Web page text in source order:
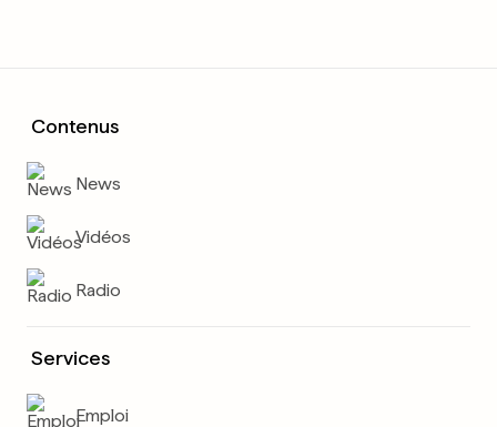
Contenus
News
Vidéos
Radio
Services
Emploi